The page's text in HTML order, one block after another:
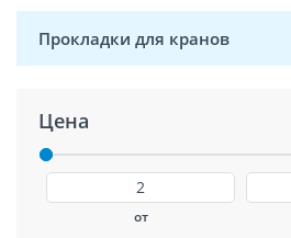
Прокладки для кранов
Цена
от